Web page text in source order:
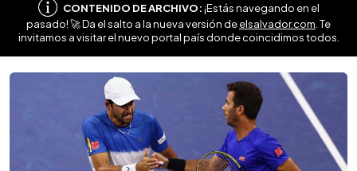
CONTENIDO DE ARCHIVO:¡Estás navegando en el
pasado! 🚀 Da el salto a la nueva versión deelsalvador.com . Te
invitamos a visitar el nuevo portal país donde coincidimos todos.